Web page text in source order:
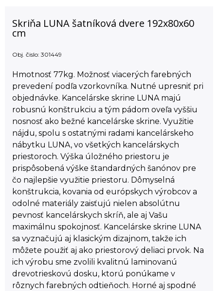
Skriňa LUNA šatníková dvere 192x80x60
cm
Obj. čislo: 301449
Hmotnosť 77kg. Možnosť viacerých farebných
prevedení podľa vzorkovníka. Nutné upresniť pri
objednávke. Kancelárske skrine LUNA majú
robusnú konštrukciu a tým pádom oveľa vyššiu
nosnosť ako bežné kancelárske skrine. Využitie
nájdu, spolu s ostatnými radami kancelárskeho
nábytku LUNA, vo všetkých kancelárskych
priestoroch. Výška úložného priestoru je
prispôsobená výške štandardných šanónov pre
čo najlepšie využitie priestoru. Dômyselná
konštrukcia, kovania od európskych výrobcov a
odolné materiály zaisťujú nielen absolútnu
pevnosť kancelárskych skríň, ale aj Vašu
maximálnu spokojnosť. Kancelárske skrine LUNA
sa vyznačujú aj klasickým dizajnom, takže ich
môžete použiť aj ako priestorový deliaci prvok. Na
ich výrobu sme zvolili kvalitnú laminovanú
drevotrieskovú dosku, ktorú ponúkame v
rôznych farebných odtieňoch. Horné aj spodné